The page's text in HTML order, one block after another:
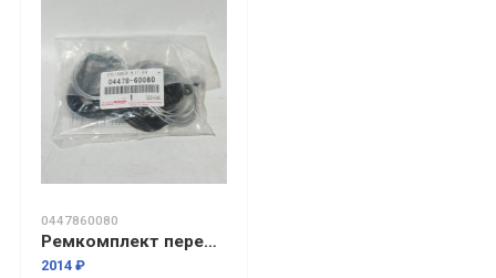
0447860080
Ремкомплект переднего суппорта Тойота Прадо 150
2014 ₽